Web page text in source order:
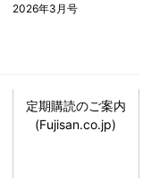
2026年3月号
定期購読のご案内
(Fujisan.co.jp)